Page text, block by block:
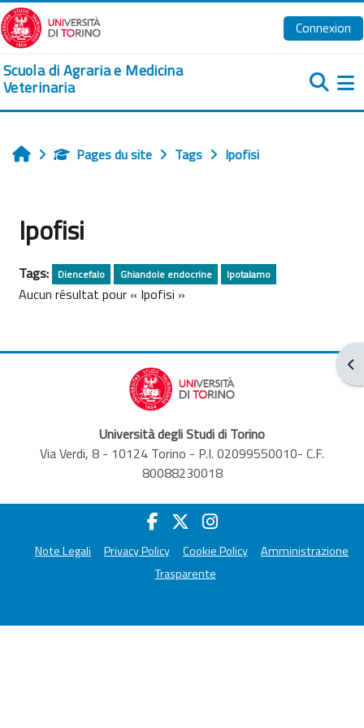
Passer au contenu principal
Connexion
Scuola di Agraria e Medicina
Veterinaria
AccueilPages du site Tags Ipofisi
Ipofisi
Tags: Diencefalo Ghiandole endocrine Ipotalamo
Aucun résultat pour « Ipofisi »
Università degli Studi di Torino
Via Verdi, 8 - 10124 Torino - P.I. 02099550010- C.F.
80088230018
Note Legali Privacy Policy Cookie Policy
Amministrazione
Trasparente